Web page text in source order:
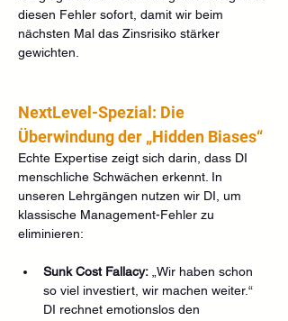
diesen Fehler sofort, damit wir beim
nächsten Mal das Zinsrisiko stärker
gewichten.
NextLevel-Spezial: Die
Überwindung der „Hidden Biases“
Echte Expertise zeigt sich darin, dass DI
menschliche Schwächen erkennt. In
unseren Lehrgängen nutzen wir DI, um
klassische Management-Fehler zu
eliminieren:
Sunk Cost Fallacy: „Wir haben schon
so viel investiert, wir machen weiter.“
DI rechnet emotionslos den